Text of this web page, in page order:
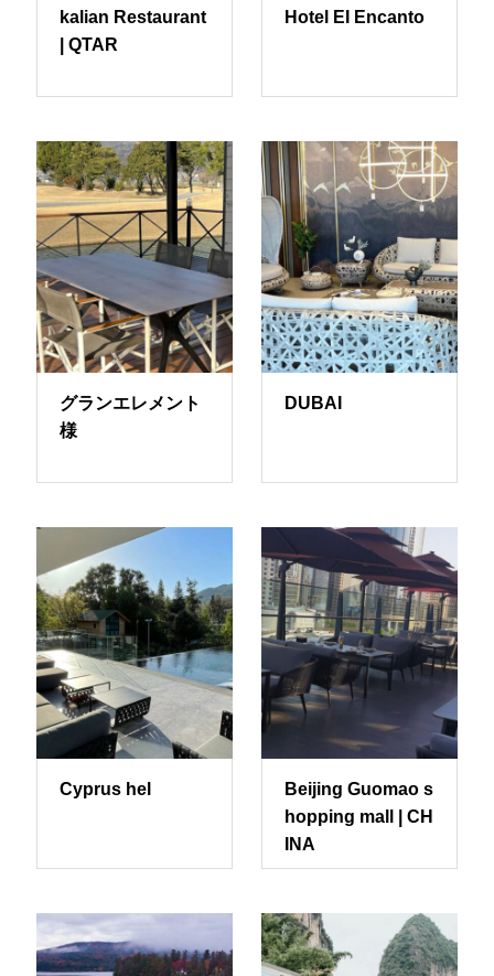
kalian Restaurant
| QTAR
Hotel EI Encanto
グランエレメント
様
DUBAI
Cyprus hel
Beijing Guomao s
hopping mall | CH
INA